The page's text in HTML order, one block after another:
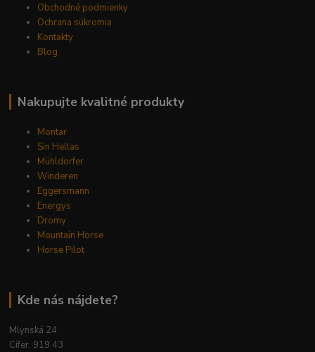
Obchodné podmienky
Ochrana súkromia
Kontakty
Blog
Nakupujte kvalitné produkty
Montar
Sin Hellas
Mühldorfer
Winderen
Eggersmann
Energys
Dromy
Mountain Horse
Horse Pilot
Kde nás nájdete?
Mlynská 24
Cífer, 919 43